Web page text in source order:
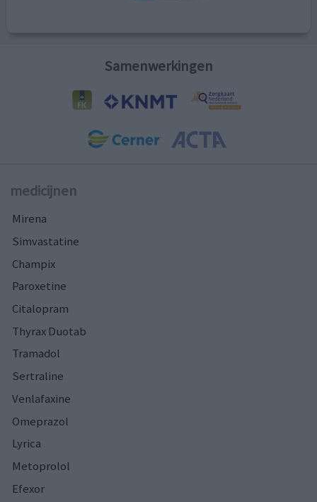
Samenwerkingen
medicijnen
Mirena
Simvastatine
Champix
Paroxetine
Citalopram
Thyrax Duotab
Tramadol
Sertraline
Venlafaxine
Omeprazol
Lyrica
Metoprolol
Efexor